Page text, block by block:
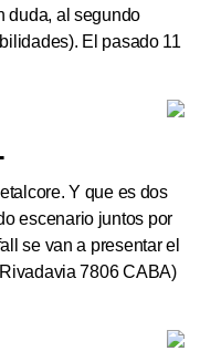
duda, al segundo
El pasado 11
Y que es dos
escenario juntos por
se van a presentar el
7806 CABA)